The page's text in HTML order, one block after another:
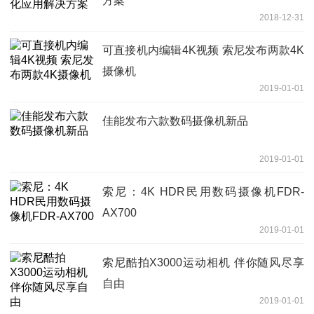
2018-12-31
可直接机内编辑4K视频 索尼发布两款4K
摄像机
2019-01-01
佳能发布六款数码摄像机新品
2019-01-01
索尼：4K HDR民用数码摄像机FDR-
AX700
2019-01-01
索尼酷拍X3000运动相机 伴你随风尽享
自由
2019-01-01